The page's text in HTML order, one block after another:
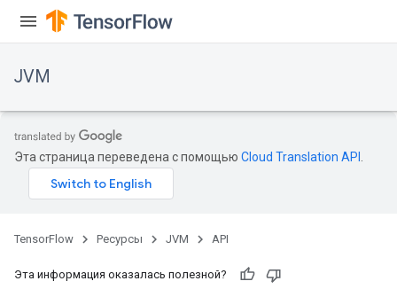
JVM
Эта страница переведена с помощью Cloud Translation API
TensorFlow Ресурсы JVM API
Эта информация оказалась полезной?